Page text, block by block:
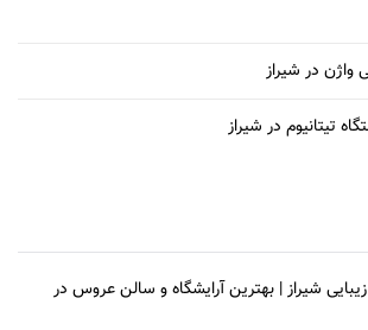
واژن در شیراز
تیتانیوم در شیراز
شیراز | بهترین آرایشگاه و سالن عروس در